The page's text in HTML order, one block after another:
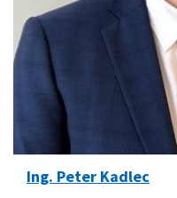
Ing. Peter Kadlec